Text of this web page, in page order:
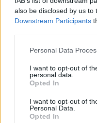
also be disclosed by us to
Downstream Participants
Please note that this
not limited to your visit or
grant or deny consent to
use your data for below
consent section.
Personal Data
I want to opt-out of
personal data.
Opted In
I want to opt-out of
Personal Data.
Opted In
A BAROKK ÖSSZES
GYŐRBEN
Középpontban a